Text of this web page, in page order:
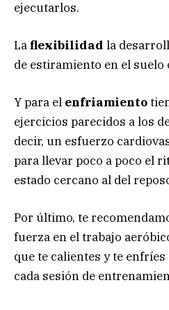
ejecutarlos.
Laflexibilidad la
de estiramiento en el suelo
Y para el enfriamiento
ejercicios parecidos a los
decir, un esfuerzo
para llevar poco a poco el
estado cercano al del
Por último, te
fuerza en el trabajo
que te calientes y te
cada sesión de